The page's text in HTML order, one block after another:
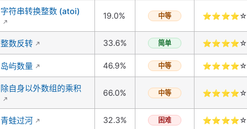
字符串转换整数 (atoi) 19.0% 中等 ⭐⭐⭐⭐☆
整数反转 33.6% 简单 ⭐⭐⭐⭐☆
岛屿数量 46.9% 中等 ⭐⭐⭐⭐☆
除自身以外数组的乘积 66.0% 中等 ⭐⭐⭐⭐☆
青蛙过河 32.3% 困难 ⭐⭐⭐⭐☆